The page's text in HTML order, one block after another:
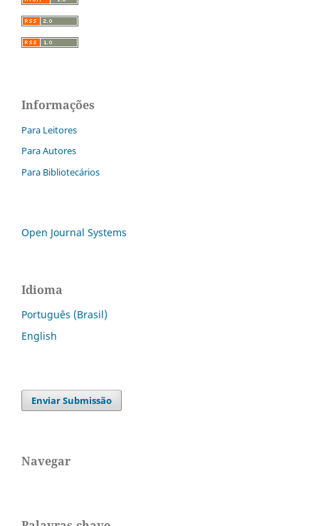
Informações
Para Leitores
Para Autores
Para Bibliotecários
Open Journal Systems
Idioma
Português (Brasil)
English
Enviar Submissão
Navegar